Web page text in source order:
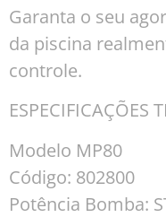
Garanta o seu
da piscina
controle.
ESPECIFICAÇÕES
Modelo MP80
Código: 802800
Potência Bomba: